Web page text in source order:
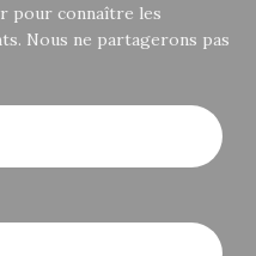
pour connaître les
Nous ne partagerons pas